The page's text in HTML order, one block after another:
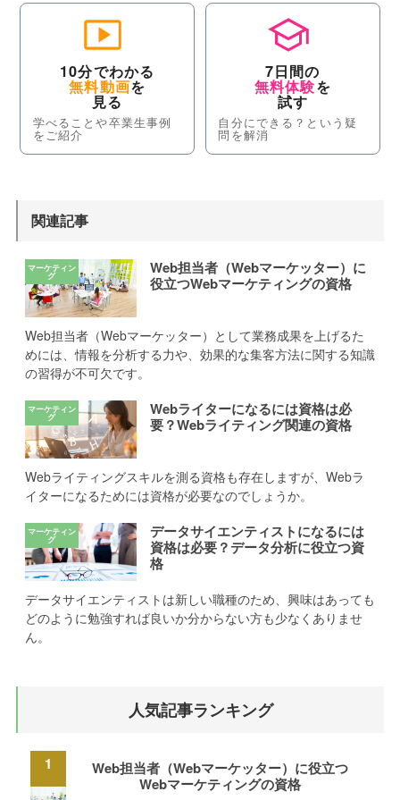
10分でわかる
無料動画を
見る
学べることや卒業生事例
をご紹介
7日間の
無料体験を
試す
自分にできる？という疑
問を解消
関連記事
Web担当者（Webマーケッター）に
役立つWebマーケティングの資格
Web担当者（Webマーケッター）として業務成果を上げるた
めには、情報を分析する力や、効果的な集客方法に関する知識
の習得が不可欠です。
Webライターになるには資格は必
要？Webライティング関連の資格
Webライティングスキルを測る資格も存在しますが、Webラ
イターになるためには資格が必要なのでしょうか。
データサイエンティストになるには
資格は必要？データ分析に役立つ資
格
データサイエンティストは新しい職種のため、興味はあっても
どのように勉強すれば良いか分からない方も少なくありませ
ん。
人気記事ランキング
Web担当者（Webマーケッター）に役立つ
Webマーケティングの資格